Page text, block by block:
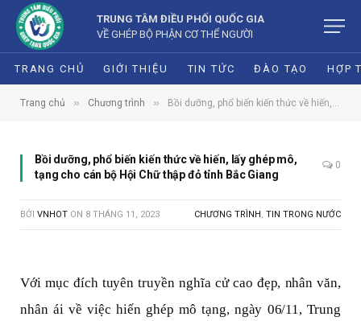
TRUNG TÂM ĐIỀU PHỐI QUỐC GIA
VỀ GHÉP BỘ PHẬN CƠ THỂ NGƯỜI
TRANG CHỦ GIỚI THIỆU TIN TỨC ĐÀO TẠO HỢP
Trang chủ » Chương trình » Bồi dưỡng, phổ biến kiến thức về hiến, lấy ghép mô, tạng cho cán bộ Hội Chữ thập đỏ tỉnh Bắc Giang
Bồi dưỡng, phổ biến kiến thức về hiến, lấy ghép mô,
tạng cho cán bộ Hội Chữ thập đỏ tỉnh Bắc Giang
0
BỞI VNHOT ON 8 THÁNG 11, 2023 CHƯƠNG TRÌNH, TIN TRONG NƯỚC
Với mục đích tuyên truyền nghĩa cử cao đẹp, nhân văn,
nhân ái về việc hiến ghép mô tạng, ngày 06/11, Trung